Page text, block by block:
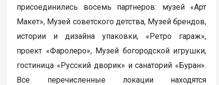
присоединились восемь партнеров: музей «Арт
Макет», Музей советского детства, Музей брендов,
истории и дизайна упаковки, «Ретро гараж»,
проект «Фаролеро», Музей богородской игрушки,
гостиница «Русский дворик» и санаторий «Буран».
Все перечисленные локации находятся